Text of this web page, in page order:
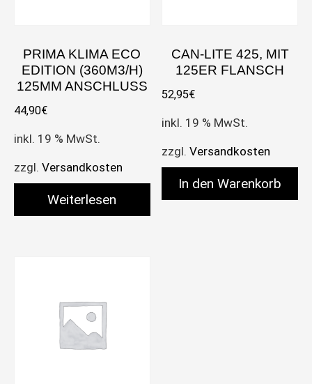
PRIMA KLIMA ECO
EDITION (360M3/H)
125MM ANSCHLUSS
44,90€
inkl. 19 % MwSt.
zzgl. Versandkosten
Weiterlesen
CAN-LITE 425, MIT
125ER FLANSCH
52,95€
inkl. 19 % MwSt.
zzgl.Versandkosten
In den Warenkorb